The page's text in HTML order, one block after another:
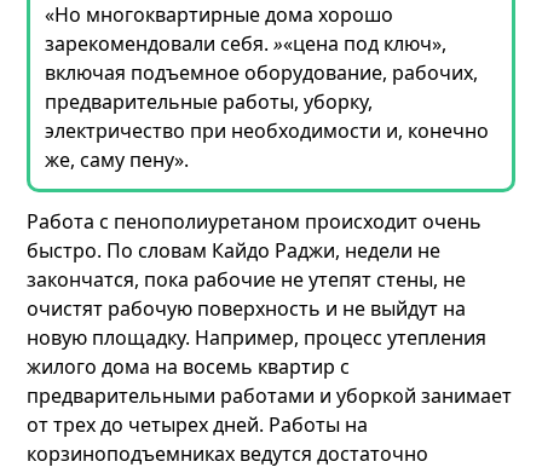
«Но многоквартирные дома хорошо
зарекомендовали себя.»«цена под ключ»,
включая подъемное оборудование, рабочих,
предварительные работы, уборку,
электричество при необходимости и, конечно
же, саму пену».
Работа с пенополиуретаном происходит очень
быстро. По словам Кайдо Раджи, недели не
закончатся, пока рабочие не утепят стены, не
очистят рабочую поверхность и не выйдут на
новую площадку. Например, процесс утепления
жилого дома на восемь квартир с
предварительными работами и уборкой занимает
от трех до четырех дней. Работы на
корзиноподъемниках ведутся достаточно